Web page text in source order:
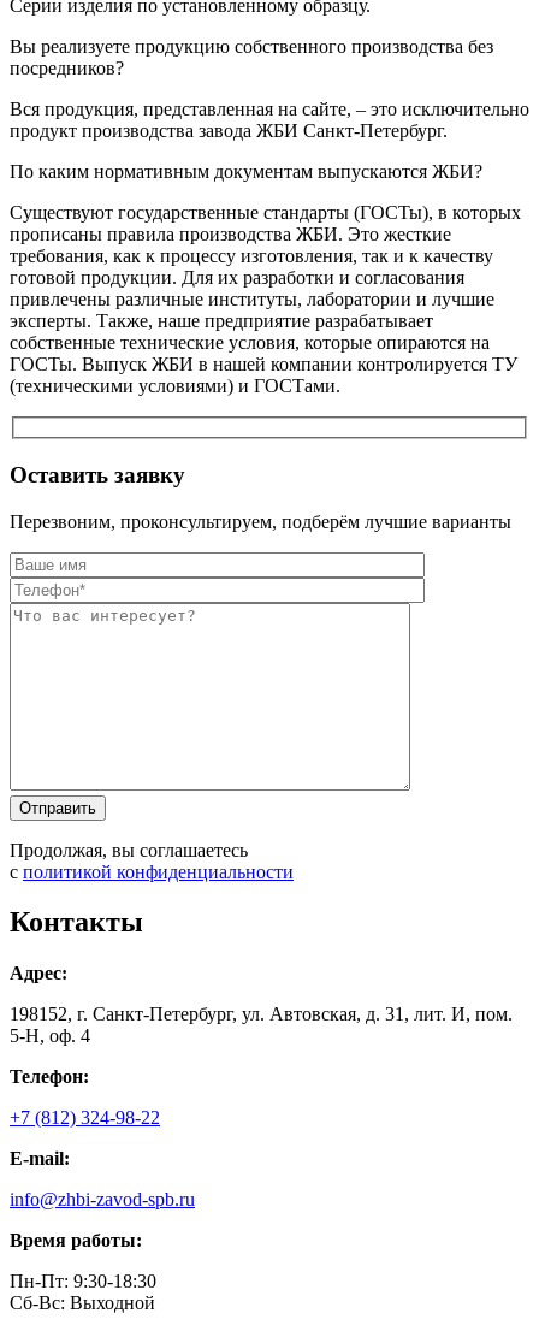
Серии изделия по установленному образцу.
Вы реализуете продукцию собственного производства без
посредников?
Вся продукция, представленная на сайте, – это исключительно
продукт производства завода ЖБИ Санкт-Петербург.
По каким нормативным документам выпускаются ЖБИ?
Существуют государственные стандарты (ГОСТы), в которых
прописаны правила производства ЖБИ. Это жесткие
требования, как к процессу изготовления, так и к качеству
готовой продукции. Для их разработки и согласования
привлечены различные институты, лаборатории и лучшие
эксперты. Также, наше предприятие разрабатывает
собственные технические условия, которые опираются на
ГОСТы. Выпуск ЖБИ в нашей компании контролируется ТУ
(техническими условиями) и ГОСТами.
Оставить заявку
Перезвоним, проконсультируем, подберём лучшие варианты
Оставьте это
Оставьте это
Продолжая, вы соглашаетесь
с политикой конфиденциальности
Контакты
Адрес:
198152, г. Санкт-Петербург, ул. Автовская, д. 31, лит. И, пом.
5-Н, оф. 4
Телефон:
+7 (812) 324-98-22
E-mail:
info@zhbi-zavod-spb.ru
Время работы:
Пн-Пт: 9:30-18:30
Cб-Вс: Выходной